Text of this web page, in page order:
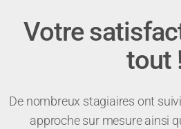
Votre
tout
De nombreux stagiaires ont
approche sur mesure ainsi